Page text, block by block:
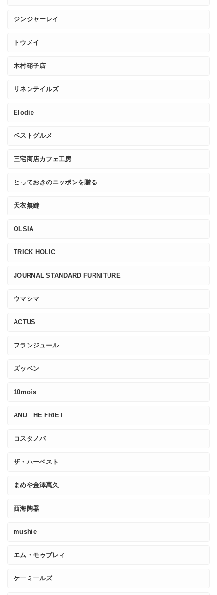
ジンジャーレイ
トウメイ
木村硝子店
リネンテイルズ
Elodie
ベストグルメ
三宅商店カフェ工房
とっておきのニッポンを贈る
天衣無縫
OLSIA
TRICK HOLIC
JOURNAL STANDARD FURNITURE
ウマシマ
ACTUS
フランジュール
ズッペン
10mois
AND THE FRIET
コスタノバ
ザ・ハーベスト
まめや金澤萬久
西海陶器
mushie
エム・モゥブレィ
ケーミールズ